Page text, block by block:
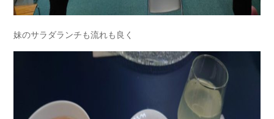
妹のサラダランチも流れも良く